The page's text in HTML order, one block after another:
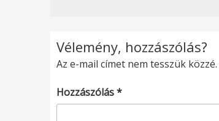
Vélemény, hozzászólás?
Az e-mail címet nem tesszük közzé.
Hozzászólás*